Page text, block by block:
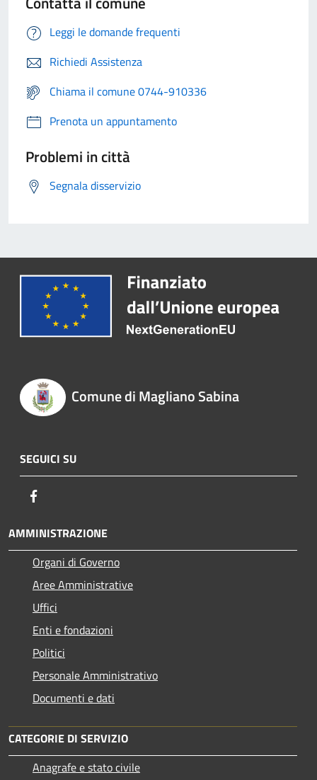
Leggi le domande frequenti
Richiedi Assistenza
Chiama il comune 0744-910336
Prenota un appuntamento
Problemi in città
Segnala disservizio
Comune di Magliano Sabina
SEGUICI SU
AMMINISTRAZIONE
Organi di Governo
Aree Amministrative
Uffici
Enti e fondazioni
Politici
Personale Amministrativo
Documenti e dati
CATEGORIE DI SERVIZIO
Anagrafe e stato civile